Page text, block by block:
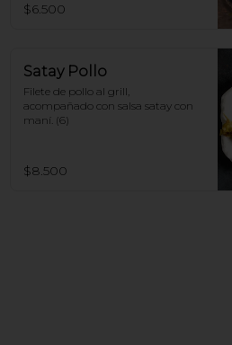
$6.500
Satay Pollo
Filete de pollo al grill,
acompañado con salsa satay con
maní. (6)
$8.500